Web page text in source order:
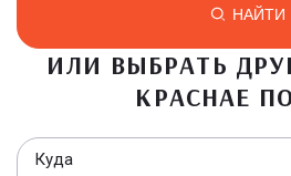
НАЙТИ
ИЛИ ВЫБРАТЬ
КРАСНАЕ
Куда